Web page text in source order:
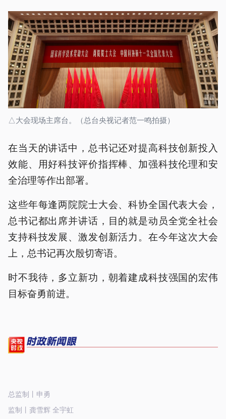
△大会现场主席台。（总台央视记者范一鸣拍摄）
在当天的讲话中，总书记还对提高科技创新投入
效能、用好科技评价指挥棒、加强科技伦理和安
全治理等作出部署。
这些年每逢两院院士大会、科协全国代表大会，
总书记都出席并讲话，目的就是动员全党全社会
支持科技发展、激发创新活力。在今年这次大会
上，总书记再次殷切寄语。
时不我待，多立新功，朝着建成科技强国的宏伟
目标奋勇前进。
总监制丨申勇
监制丨龚雪辉 全宇虹